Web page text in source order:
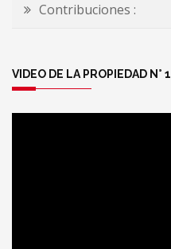
Contribuciones :
VIDEO DE LA PROPIEDAD N° 1